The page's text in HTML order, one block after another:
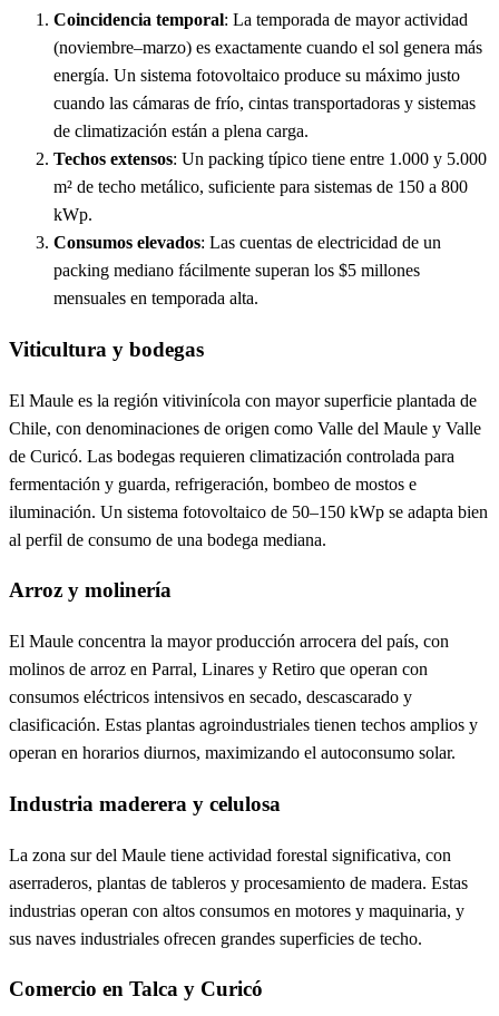
Coincidencia temporal: La temporada de mayor actividad
(noviembre–marzo) es exactamente cuando el sol genera más
energía. Un sistema fotovoltaico produce su máximo justo
cuando las cámaras de frío, cintas transportadoras y sistemas
de climatización están a plena carga.
Techos extensos: Un packing típico tiene entre 1.000 y 5.000
m² de techo metálico, suficiente para sistemas de 150 a 800
kWp.
Consumos elevados: Las cuentas de electricidad de un
packing mediano fácilmente superan los $5 millones
mensuales en temporada alta.
Viticultura y bodegas
El Maule es la región vitivinícola con mayor superficie plantada de
Chile, con denominaciones de origen como Valle del Maule y Valle
de Curicó. Las bodegas requieren climatización controlada para
fermentación y guarda, refrigeración, bombeo de mostos e
iluminación. Un sistema fotovoltaico de 50–150 kWp se adapta bien
al perfil de consumo de una bodega mediana.
Arroz y molinería
El Maule concentra la mayor producción arrocera del país, con
molinos de arroz en Parral, Linares y Retiro que operan con
consumos eléctricos intensivos en secado, descascarado y
clasificación. Estas plantas agroindustriales tienen techos amplios y
operan en horarios diurnos, maximizando el autoconsumo solar.
Industria maderera y celulosa
La zona sur del Maule tiene actividad forestal significativa, con
aserraderos, plantas de tableros y procesamiento de madera. Estas
industrias operan con altos consumos en motores y maquinaria, y
sus naves industriales ofrecen grandes superficies de techo.
Comercio en Talca y Curicó